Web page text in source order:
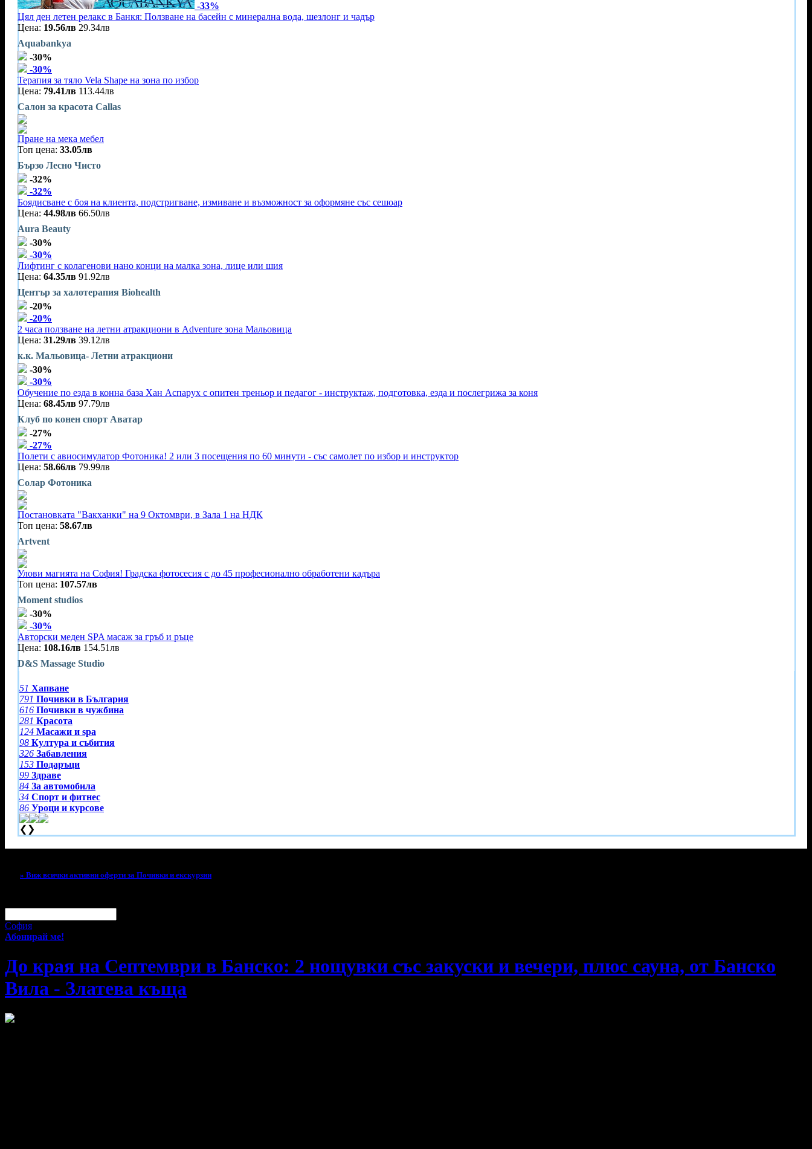
-33%
Цял ден летен релакс в Банкя: Ползване на басейн с минерална вода, шезлонг и чадър
Цена: 19.56лв 29.34лв
Aquabankya
-30%
-30%
Терапия за тяло Vela Shape на зона по избор
Цена: 79.41лв 113.44лв
Салон за красота Callas
Пране на мека мебел
Топ цена: 33.05лв
Бързо Лесно Чисто
-32%
-32%
Боядисване с боя на клиента, подстригване, измиване и възможност за оформяне със сешоар
Цена: 44.98лв 66.50лв
Aura Beauty
-30%
-30%
Лифтинг с колагенови нано конци на малка зона, лице или шия
Цена: 64.35лв 91.92лв
Център за халотерапия Biohealth
-20%
-20%
2 часа ползване на летни атракциони в Adventure зона Мальовица
Цена: 31.29лв 39.12лв
к.к. Мальовица- Летни атракциони
-30%
-30%
Обучение по езда в конна база Хан Аспарух с опитен треньор и педагог - инструктаж, подготовка, езда и послегрижа за коня
Цена: 68.45лв 97.79лв
Клуб по конен спорт Аватар
-27%
-27%
Полети с авиосимулатор Фотоника! 2 или 3 посещения по 60 минути - със самолет по избор и инструктор
Цена: 58.66лв 79.99лв
Солар Фотоника
Постановката "Вакханки" на 9 Октомври, в Зала 1 на НДК
Топ цена: 58.67лв
Artvent
Улови магията на София! Градска фотосесия с до 45 професионално обработени кадъра
Топ цена: 107.57лв
Moment studios
-30%
-30%
Авторски меден SPA масаж за гръб и ръце
Цена: 108.16лв 154.51лв
D&S Massage Studio
51 Хапване
791 Почивки в България
616 Почивки в чужбина
281 Красота
124 Масажи и spa
98 Култура и събития
326 Забавления
153 Подаръци
99 Здраве
84 За автомобила
34 Спорт и фитнес
86 Уроци и курсове
❮ ❯
» Виж всички активни оферти за Почивки и екскурзии
София
Абонирай ме!
До края на Септември в Банско: 2 нощувки със закуски и вечери, плюс сауна, от Банско
Вила - Златева къща